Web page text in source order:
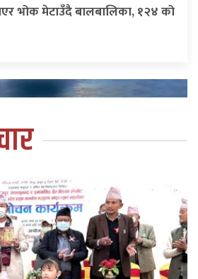
भोक मेटाउँदै बालबालिका, १२४ को